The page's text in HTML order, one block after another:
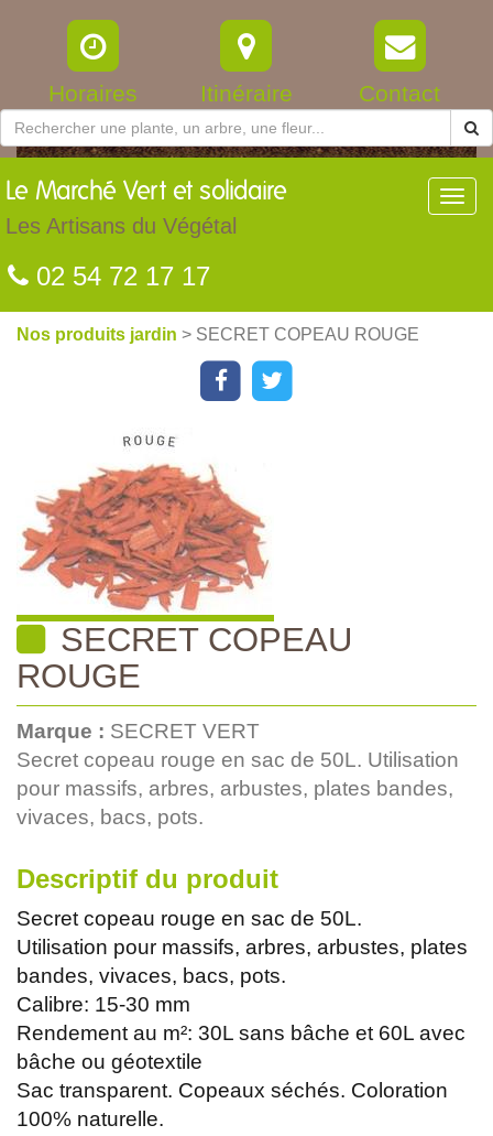
Horaires Itinéraire Contact
Le Marché Vert et solidaire
Les Artisans du Végétal
02 54 72 17 17
Nos produits jardin > SECRET COPEAU ROUGE
SECRET COPEAU
ROUGE
Marque : SECRET VERT
Secret copeau rouge en sac de 50L. Utilisation
pour massifs, arbres, arbustes, plates bandes,
vivaces, bacs, pots.
Descriptif du produit
Secret copeau rouge en sac de 50L.
Utilisation pour massifs, arbres, arbustes, plates
bandes, vivaces, bacs, pots.
Calibre: 15-30 mm
Rendement au m²: 30L sans bâche et 60L avec
bâche ou géotextile
Sac transparent. Copeaux séchés. Coloration
100% naturelle.